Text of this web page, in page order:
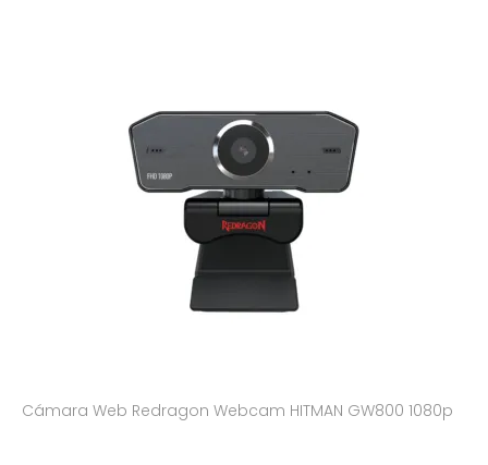
Cámara Web Redragon Webcam HITMAN GW800 1080p